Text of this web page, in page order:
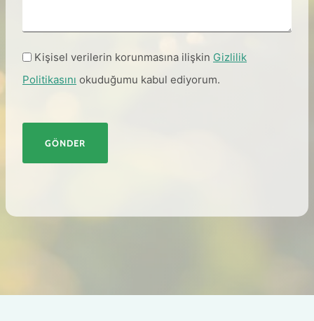
Kişisel verilerin korunmasına ilişkin Gizlilik
Politikasını okuduğumu kabul ediyorum.
GÖNDER